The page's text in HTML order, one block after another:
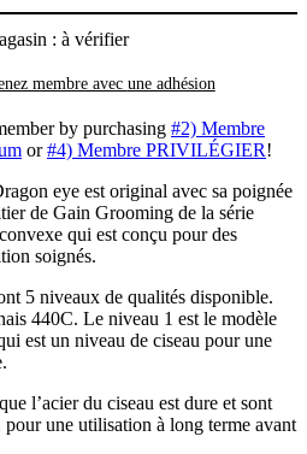
: à vérifier
membre avec une adhésion
by purchasing #2) Membre
or#4) Membre PRIVILÉGIER!
eye est original avec sa poignée
de Gain Grooming de la série
qui est conçu pour des
soignés.
5 niveaux de qualités disponible.
440C. Le niveau 1 est le modèle
est un niveau de ciseau pour une
l’acier du ciseau est dure et sont
pour une utilisation à long terme avant